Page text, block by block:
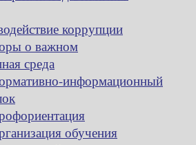
коррупции
о важном
среда
информационный
обучения